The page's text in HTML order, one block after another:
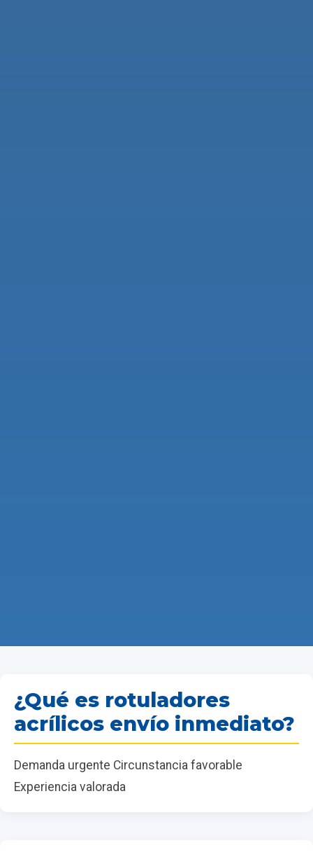
¿Qué es rotuladores
acrílicos envío inmediato?
Demanda urgente Circunstancia favorable
Experiencia valorada